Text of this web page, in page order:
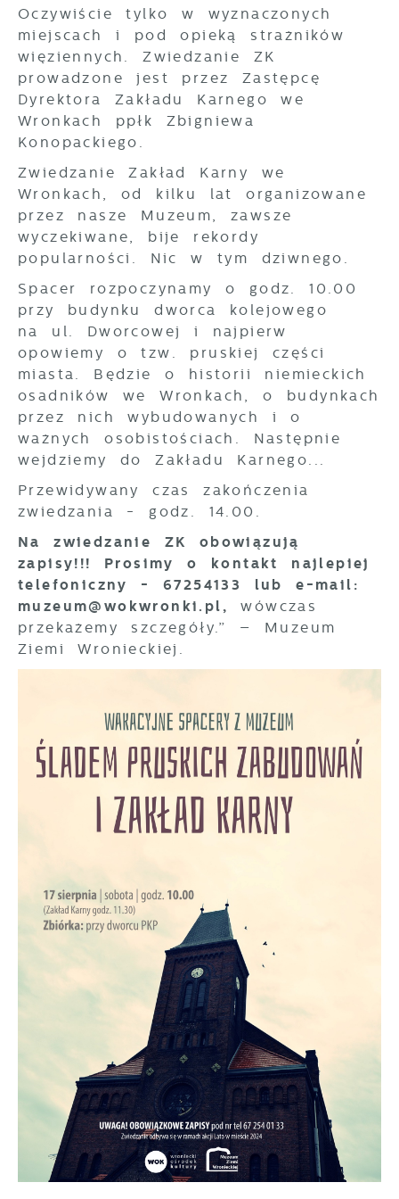
Oczywiście tylko w wyznaczonych
miejscach i pod opieką strażników
więziennych. Zwiedzanie ZK
prowadzone jest przez Zastępcę
Dyrektora Zakładu Karnego we
Wronkach ppłk Zbigniewa
Konopackiego.
Zwiedzanie Zakład Karny we
Wronkach, od kilku lat organizowane
przez nasze Muzeum, zawsze
wyczekiwane, bije rekordy
popularności. Nic w tym dziwnego.
Spacer rozpoczynamy o godz. 10.00
przy budynku dworca kolejowego
na ul. Dworcowej i najpierw
opowiemy o tzw. pruskiej części
miasta. Będzie o historii niemieckich
osadników we Wronkach, o budynkach
przez nich wybudowanych i o
ważnych osobistościach. Następnie
wejdziemy do Zakładu Karnego...
Przewidywany czas zakończenia
zwiedzania - godz. 14.00.
Na zwiedzanie ZK obowiązują
zapisy!!! Prosimy o kontakt najlepiej
telefoniczny - 67254133 lub e-mail:
muzeum@wokwronki.pl,
wówczas
przekażemy szczegóły.” – Muzeum
Ziemi Wronieckiej.
internetowych pod względem ich
popularności wśród użytkowników.
Zgromadzone informacje są przetwarzane
w formie zanonimizowanej. Wyrażenie
zgody na analityczne pliki cookies
gwarantuje dostępność wszystkich
funkcjonalności.
prezentujemy Ci najciekawsze informacje i
aktualności na stronach naszych partnerów.
Promocyjne pliki cookies służą do
prezentowania Ci naszych komunikatów na
podstawie analizy Twoich upodobań oraz
Twoich zwyczajów dotyczących przeglądanej
witryny internetowej. Treści promocyjne
mogą pojawić się na stronach podmiotów
partnerami oraz innych dostawców usług.
Firmy te działają w charakterze
pośredników prezentujących nasze treści w
postaci wiadomości, ofert, komunikatów
mediów społecznościowych.
Więcej